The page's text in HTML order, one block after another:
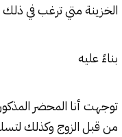
الخزينة متي ترغب في
بناءً عليه
توجهت أنا المحضر
من قبل الزوج وكذلك